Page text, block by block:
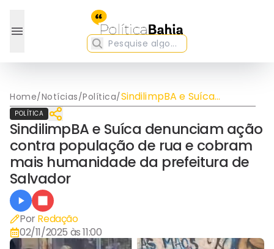
Home/Notícias/Política/SindilimpBA e Suíca
denunciam ação contra
população de rua e
cobram mais humanidade
da prefeitura de Salvador
POLÍTICA
SindilimpBA e Suíca denunciam ação
contra população de rua e cobram
mais humanidade da prefeitura de
Salvador
Por Redação
02/11/2025 às 11:00